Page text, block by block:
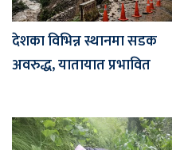
देशका विभिन्न स्थानमा सडक
अवरुद्ध, यातायात प्रभावित